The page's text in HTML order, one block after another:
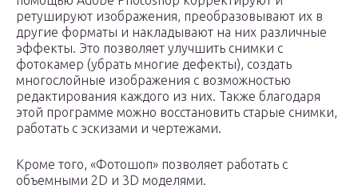
ретушируют изображения, преобразовывают их в
другие форматы и накладывают на них различные
эффекты. Это позволяет улучшить снимки с
фотокамер (убрать многие дефекты), создать
многослойные изображения с возможностью
редактирования каждого из них. Также благодаря
этой программе можно восстановить старые снимки,
работать с эскизами и чертежами.
Кроме того, «Фотошоп» позволяет работать с
объемными 2D и 3D моделями.